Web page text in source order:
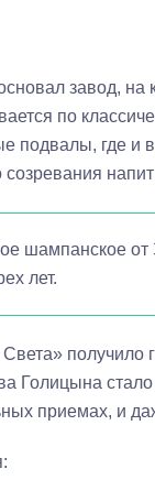
завод, на
по
подвалы, где
шампанское
лет.
получило
Голицына
приемах, и